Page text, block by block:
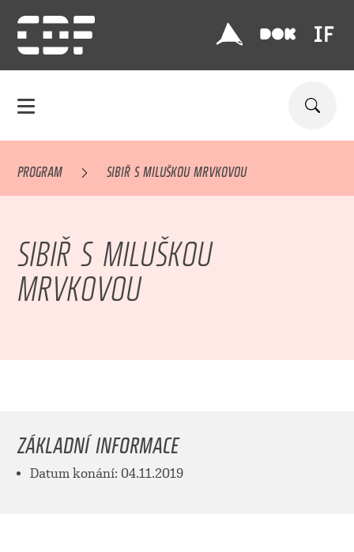
PROGRAM SIBIŘ S MILUŠKOU MRVKOVOU
SIBIŘ S MILUŠKOU
MRVKOVOU
ZÁKLADNÍ INFORMACE
Datum konání: 04.11.2019